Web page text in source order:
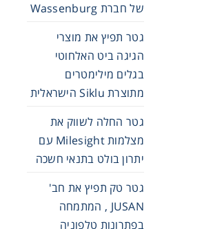
של חברת Wassenburg
גטר תפיץ את מוצרי
הגיגה ביט האלחוטי
בגלים מילימטרים
מתוצרת Siklu הישראלית
גטר החלה לשווק את
מצלמות Milesight עם
יתרון בולט בתנאי חשכה
גטר טק תפיץ את חב'
JUSAN , המתמחה
בפתרונות טלפוניה